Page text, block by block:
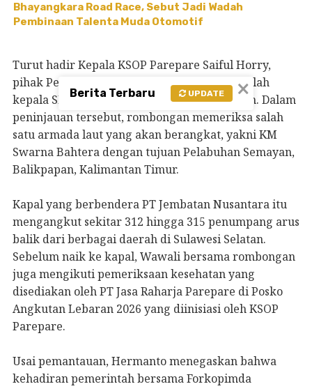
Bhayangkara Road Race, Sebut Jadi Wadah
Pembinaan Talenta Muda Otomotif
Turut hadir Kepala KSOP Parepare Saiful Horry,
pihak Pelindo, aparat kepolisian, serta sejumlah
kepala SKPD dan stakeholder kepelabuhanan. Dalam
peninjauan tersebut, rombongan memeriksa salah
satu armada laut yang akan berangkat, yakni KM
Swarna Bahtera dengan tujuan Pelabuhan Semayan,
Balikpapan, Kalimantan Timur.
Kapal yang berbendera PT Jembatan Nusantara itu
mengangkut sekitar 312 hingga 315 penumpang arus
balik dari berbagai daerah di Sulawesi Selatan.
Sebelum naik ke kapal, Wawali bersama rombongan
juga mengikuti pemeriksaan kesehatan yang
disediakan oleh PT Jasa Raharja Parepare di Posko
Angkutan Lebaran 2026 yang diinisiasi oleh KSOP
Parepare.
Usai pemantauan, Hermanto menegaskan bahwa
kehadiran pemerintah bersama Forkopimda
×
Berita Terbaru UPDATE